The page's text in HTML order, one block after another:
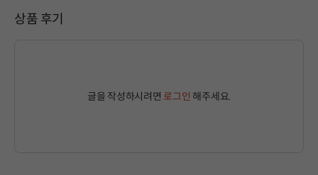
상품 후기
글을 작성하시려면 로그인 해주세요.